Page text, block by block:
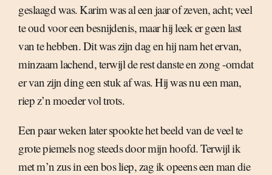
geslaagd was. Karim was al een jaar of zeven, acht; veel
te oud voor een besnijdenis, maar hij leek er geen last
van te hebben. Dit was zijn dag en hij nam het ervan,
minzaam lachend, terwijl de rest danste en zong -omdat
er van zijn ding een stuk af was. Hij was nu een man,
riep z’n moeder vol trots.
Een paar weken later spookte het beeld van de veel te
grote piemels nog steeds door mijn hoofd. Terwijl ik
met m’n zus in een bos liep, zag ik opeens een man die